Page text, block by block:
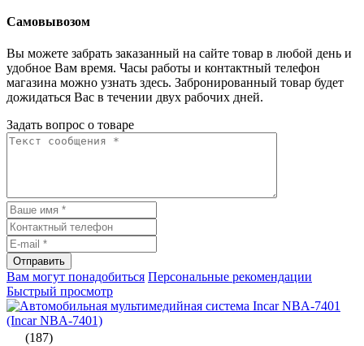
Самовывозом
Вы можете забрать заказанный на сайте товар в любой день и
удобное Вам время. Часы работы и контактный телефон
магазина можно узнать здесь. Забронированный товар будет
дожидаться Вас в течении двух рабочих дней.
Задать вопрос о товаре
Отправить
Вам могут понадобиться Персональные рекомендации
Быстрый просмотр
(187)